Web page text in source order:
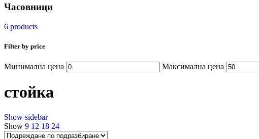
Часовници
6 products
Filter by price
Минимална цена Максимална цена
стойка
Show sidebar
Show 9 12 18 24